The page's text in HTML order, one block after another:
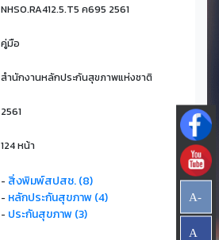
A-
A
NHSO.RA412.5.T5 ค695 2561
คู่มือ
สำนักงานหลักประกันสุขภาพแห่งชาติ
2561
124 หน้า
- สิ่งพิมพ์สปสช. (8)
- หลักประกันสุขภาพ (4)
- ประกันสุขภาพ (3)